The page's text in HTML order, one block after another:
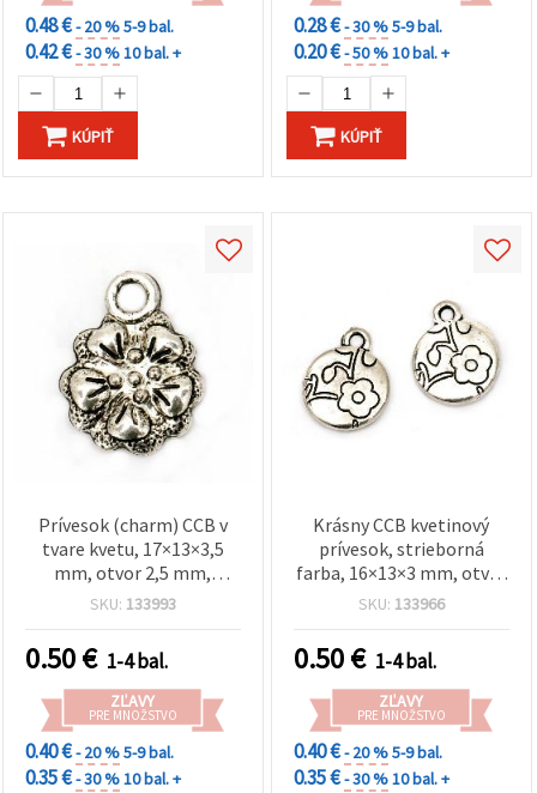
0.48 €- 20 %5-9 bal.
0.42 €- 30 %10 bal. +
KÚPIŤ
0.28 €- 30 %5-9 bal.
0.20 €- 50 %10 bal. +
KÚPIŤ
Prívesok (charm) CCB v
tvare kvetu, 17×13×3,5
mm, otvor 2,5 mm,
balenie 20 ks
SKU: 133993
0.50€ 1-4 bal.
ZĽAVY
PRE MNOŽSTVO
0.40 €- 20 %5-9 bal.
0.35 €- 30 %10 bal. +
Krásny CCB kvetinový
prívesok, strieborná
farba, 16×13×3 mm, otvor
2 mm – balenie 20 ks
SKU: 133966
0.50€ 1-4 bal.
ZĽAVY
PRE MNOŽSTVO
0.40 €- 20 %5-9 bal.
0.35 €- 30 %10 bal. +